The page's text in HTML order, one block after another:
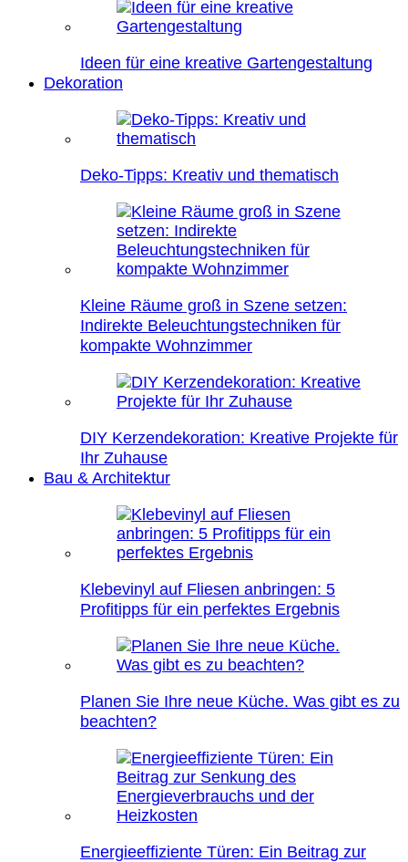
Ideen für eine kreative Gartengestaltung
Dekoration
Deko-Tipps: Kreativ und thematisch
Kleine Räume groß in Szene setzen:
Indirekte Beleuchtungstechniken für
kompakte Wohnzimmer
DIY Kerzendekoration: Kreative Projekte für
Ihr Zuhause
Bau & Architektur
Klebevinyl auf Fliesen anbringen: 5
Profitipps für ein perfektes Ergebnis
Planen Sie Ihre neue Küche. Was gibt es zu
beachten?
Energieeffiziente Türen: Ein Beitrag zur